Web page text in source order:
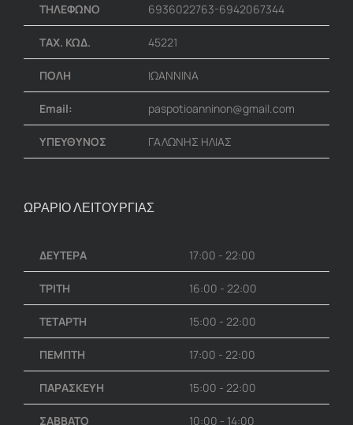
ΤΗΛΕΦΩΝΟ 6936022763-6942067344
ΤΑΧ. ΚΩΔ. 45221
ΠΟΛΗ ΙΩΑΝΝΙΝΑ
Email: paspotioanninon@gmail.com
ΥΠΕΥΘΥΝΟΣ ΓΑΛΩΝΗΣ ΗΛΙΑΣ
ΩΡΑΡΙΟ ΛΕΙΤΟΥΡΓΙΑΣ
ΔΕΥΤΕΡΑ 17:00 - 22:00
ΤΡΙΤΗ 16:00 - 22:00
ΤΕΤΑΡΤΗ 15:00 - 22:00
ΠΕΜΠΤΗ 17:00 - 22:00
ΠΑΡΑΣΚΕΥΗ 15:00 - 22:00
ΣΑΒΒΑΤΟ 10:00 - 14:00